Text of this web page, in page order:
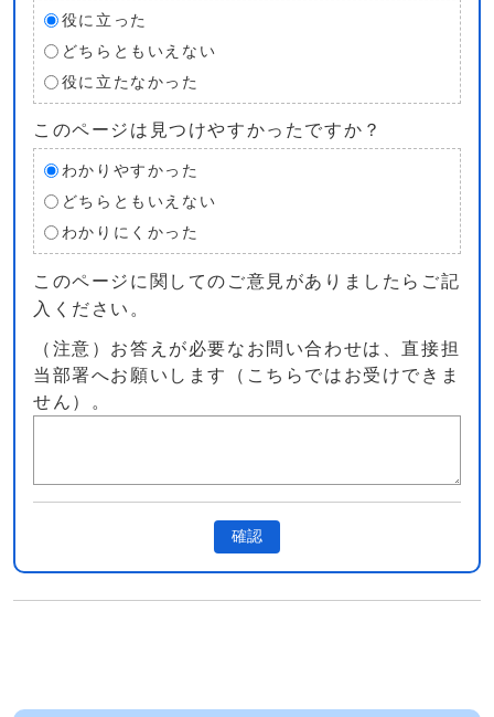
役に立った
どちらともいえない
役に立たなかった
このページは見つけやすかったですか？
わかりやすかった
どちらともいえない
わかりにくかった
このページに関してのご意見がありましたらご記
入ください。
（注意）お答えが必要なお問い合わせは、直接担
当部署へお願いします（こちらではお受けできま
せん）。
確認